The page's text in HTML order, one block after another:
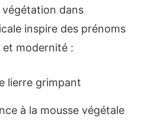
végétation dans
inspire des prénoms
modernité :
lierre grimpant
à la mousse végétale